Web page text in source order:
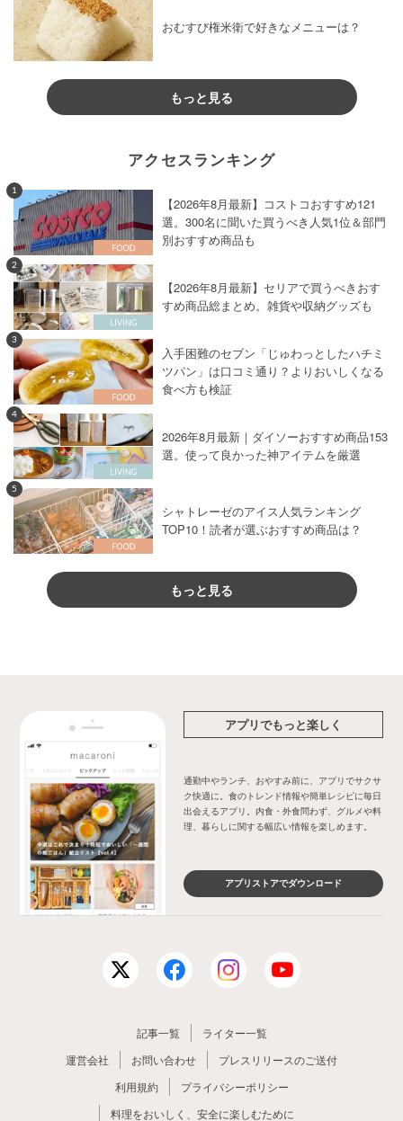
おむすび権米衛で好きなメニューは？
もっと見る
アクセスランキング
1
【2026年8月最新】コストコおすすめ121
選。300名に聞いた買うべき人気1位＆部門
別おすすめ商品も
2
【2026年8月最新】セリアで買うべきおす
すめ商品総まとめ。雑貨や収納グッズも
3
入手困難のセブン「じゅわっとしたハチミ
ツパン」は口コミ通り？よりおいしくなる
食べ方も検証
4
2026年8月最新｜ダイソーおすすめ商品153
選。使って良かった神アイテムを厳選
5
シャトレーゼのアイス人気ランキング
TOP10！読者が選ぶおすすめ商品は？
もっと見る
アプリでもっと楽しく
通勤中やランチ、おやすみ前に、アプリでサクサ
ク快適に。食のトレンド情報や簡単レシピに毎日
出会えるアプリ。内食・外食問わず、グルメや料
理、暮らしに関する幅広い情報を楽しめます。
アプリストアでダウンロード
記事一覧
ライター一覧
運営会社
お問い合わせ
プレスリリースのご送付
利用規約
プライバシーポリシー
料理をおいしく、安全に楽しむために